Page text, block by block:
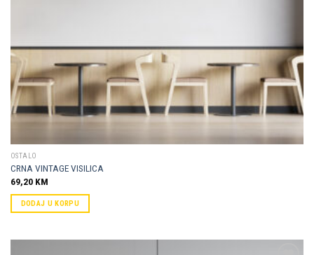
OSTALO
CRNA VINTAGE VISILICA
69,20 KM
DODAJ U KORPU